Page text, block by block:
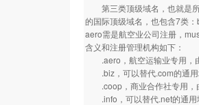
第三类顶级域名，也就是所
的国际顶级域名，也包含7类
aero需是航空业公司注册，
含义和注册管理机构如下：
.aero，航空运输业专用，
.biz，可以替代.com的通用
.coop，商业合作社专用，
.info，可以替代.net的通用